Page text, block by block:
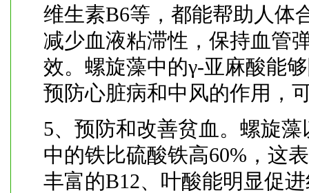
维生素B6等，都能帮助人体
减少血液粘滞性，保持血管
效。螺旋藻中的γ-亚麻酸能
预防心脏病和中风的作用，
5、预防和改善贫血。螺旋
中的铁比硫酸铁高60%，这
丰富的B12、叶酸能明显促